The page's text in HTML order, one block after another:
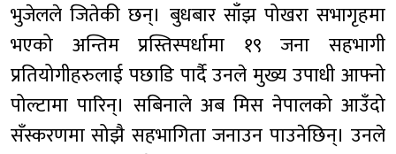
भुजेलले जितेकी छन्। बुधबार साँझ पोखरा सभागृहमा
भएको अन्तिम प्रस्तिस्पर्धामा १९ जना सहभागी
प्रतियोगीहरुलाई पछाडि पार्दै उनले मुख्य उपाधी आफ्नो
पोल्टामा पारिन्। सबिनाले अब मिस नेपालको आउँदो
सँस्करणमा सोझै सहभागिता जनाउन पाउनेछिन्। उनले